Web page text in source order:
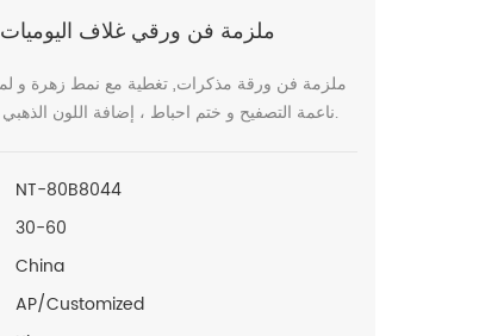
A5 سلك O ملزمة فن ورقي غلاف اليوميات
ناعمة التصفيح و ختم احباط ، إضافة اللون الذهبي مطاطي الإغلاق.
NT-80B8044
30-60
China
AP/Customized